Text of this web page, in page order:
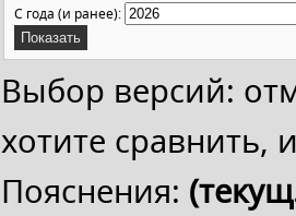
С года (и ранее):
Выбор версий:
хотите
Пояснения: